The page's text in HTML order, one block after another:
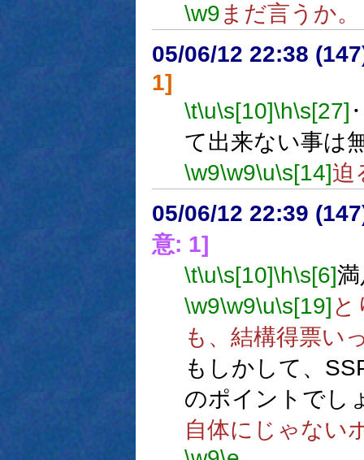
\w9まだ言うか
05/06/12 22:38
1]
\t\u\s[10]\h\s[27]
て出来ない事は
\w9\w9\u\s[14]迫
05/06/12 22:39
意: 1]
\t\u\s[10]\h\s[6]
\w9\w9\u\s[19] と
も、結構得票い
もしかして、
のポイントでし
自体にじゃない